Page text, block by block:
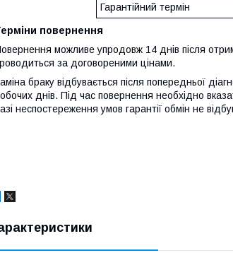
Гарантійний термін
повернення
можливе упродовж 14 днів після
за договореними цінами.
браку відбувається після попередньої
днів. Під час повернення необхідно
неспостереження умов гарантії обмін не